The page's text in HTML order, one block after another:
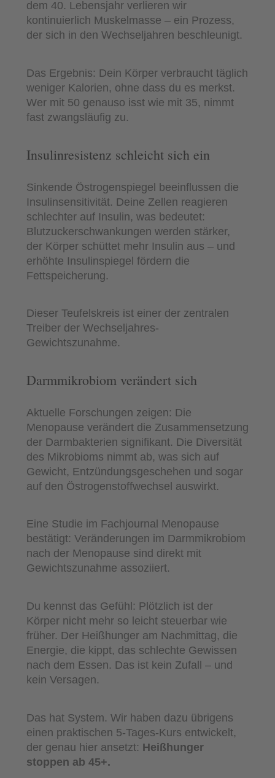
dem 40. Lebensjahr verlieren wir
kontinuierlich Muskelmasse – ein Prozess,
der sich in den Wechseljahren beschleunigt.
Das Ergebnis: Dein Körper verbraucht täglich
weniger Kalorien, ohne dass du es merkst.
Wer mit 50 genauso isst wie mit 35, nimmt
fast zwangsläufig zu.
Insulinresistenz schleicht sich ein
Sinkende Östrogenspiegel beeinflussen die
Insulinsensitivität. Deine Zellen reagieren
schlechter auf Insulin, was bedeutet:
Blutzuckerschwankungen werden stärker,
der Körper schüttet mehr Insulin aus – und
erhöhte Insulinspiegel fördern die
Fettspeicherung.
Dieser Teufelskreis ist einer der zentralen
Treiber der Wechseljahres-
Gewichtszunahme.
Darmmikrobiom verändert sich
Aktuelle Forschungen zeigen: Die
Menopause verändert die Zusammensetzung
der Darmbakterien signifikant. Die Diversität
des Mikrobioms nimmt ab, was sich auf
Gewicht, Entzündungsgeschehen und sogar
auf den Östrogenstoffwechsel auswirkt.
Eine Studie im Fachjournal Menopause
bestätigt: Veränderungen im Darmmikrobiom
nach der Menopause sind direkt mit
Gewichtszunahme assoziiert.
Du kennst das Gefühl: Plötzlich ist der
Körper nicht mehr so leicht steuerbar wie
früher. Der Heißhunger am Nachmittag, die
Energie, die kippt, das schlechte Gewissen
nach dem Essen. Das ist kein Zufall – und
kein Versagen.
Das hat System. Wir haben dazu übrigens
einen praktischen 5-Tages-Kurs entwickelt,
der genau hier ansetzt: Heißhunger
stoppen ab 45+.